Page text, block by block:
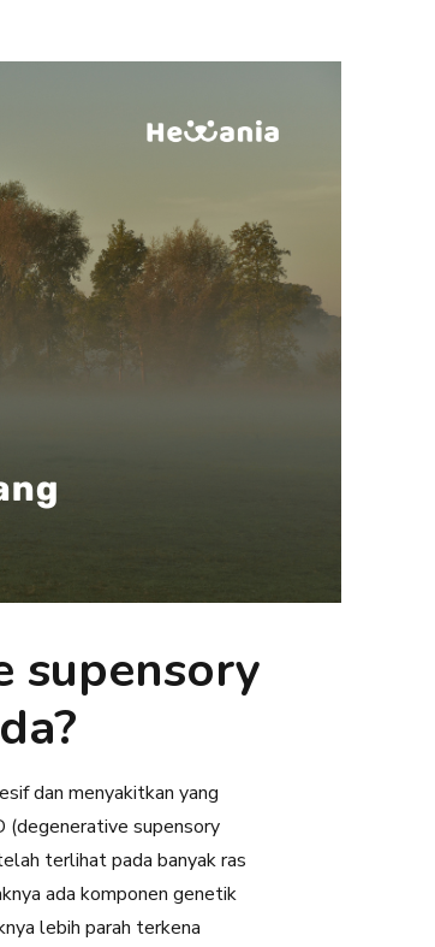
supensory
dan menyakitkan yang
(degenerative supensory
terlihat pada banyak ras
ada komponen genetik
lebih parah terkena